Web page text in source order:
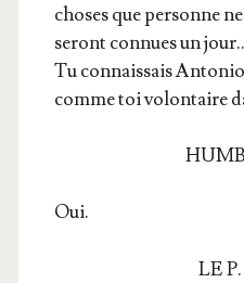
choses que per­sonne
seront connues un
Tu connais­sais
comme toi volon­taire
Oui.
LE